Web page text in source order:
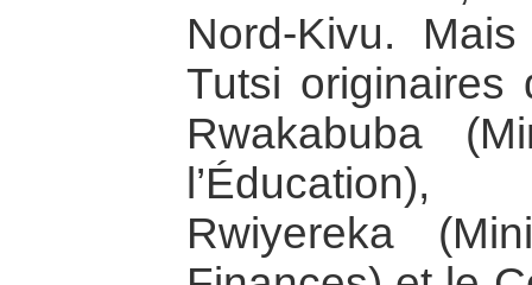
Nord-Kivu.
Tutsi originaires
Rwakabuba
Rwiyereka